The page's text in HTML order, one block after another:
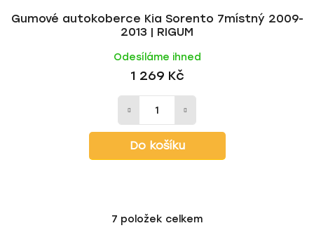
Gumové autokoberce Kia Sorento 7místný 2009-
2013 | RIGUM
Odesíláme ihned
1 269 Kč
Do košíku
O
7 položek celkem